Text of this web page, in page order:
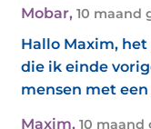
Mobar, 10 maand
Hallo Maxim,
die ik einde
mensen met
Maxim, 10 maand